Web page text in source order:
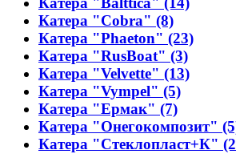
Катера "Cobra" (8)
Катера "Phaeton" (23)
Катера "RusBoat" (3)
Катера "Velvette" (13)
Катера "Vympel" (5)
Катера "Ермак" (7)
Катера "Онегокомпозит"
Катера "Стеклопласт+К"